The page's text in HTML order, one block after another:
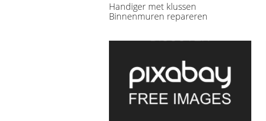
Handiger met klussen
Binnenmuren repareren